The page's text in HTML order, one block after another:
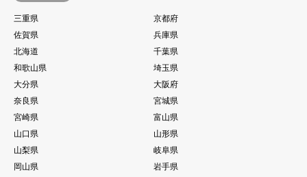
三重県
京都府
佐賀県
兵庫県
北海道
千葉県
和歌山県
埼玉県
大分県
大阪府
奈良県
宮城県
宮崎県
富山県
山口県
山形県
山梨県
岐阜県
岡山県
岩手県